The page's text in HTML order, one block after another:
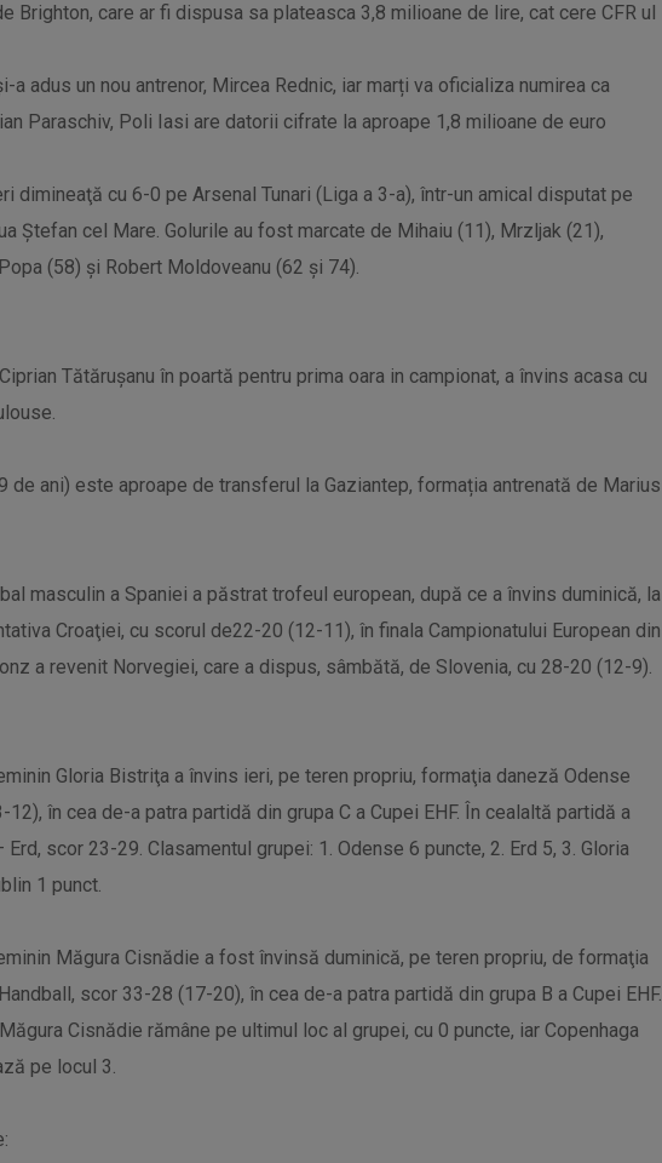
Brighton, care ar fi dispusa sa plateasca 3,8 milioane de lire, cat cere CFR ul
a adus un nou antrenor, Mircea Rednic, iar marți va oficializa numirea ca
Paraschiv, Poli Iasi are datorii cifrate la aproape 1,8 milioane de euro
dimineaţă cu 6-0 pe Arsenal Tunari (Liga a 3-a), într-un amical disputat pe
Ştefan cel Mare. Golurile au fost marcate de Mihaiu (11), Mrzljak (21),
(58) şi Robert Moldoveanu (62 şi 74).
Tătăruşanu în poartă pentru prima oara in campionat, a învins acasa cu
de ani) este aproape de transferul la Gaziantep, formația antrenată de Marius
masculin a Spaniei a păstrat trofeul european, după ce a învins duminică, la
Croaţiei, cu scorul de22-20 (12-11), în finala Campionatului European din
a revenit Norvegiei, care a dispus, sâmbătă, de Slovenia, cu 28-20 (12-9).
Gloria Bistriţa a învins ieri, pe teren propriu, formaţia daneză Odense
în cea de-a patra partidă din grupa C a Cupei EHF. În cealaltă partidă a
scor 23-29. Clasamentul grupei: 1. Odense 6 puncte, 2. Erd 5, 3. Gloria
1 punct.
Măgura Cisnădie a fost învinsă duminică, pe teren propriu, de formaţia
scor 33-28 (17-20), în cea de-a patra partidă din grupa B a Cupei EHF.
Cisnădie rămâne pe ultimul loc al grupei, cu 0 puncte, iar Copenhaga
pe locul 3.